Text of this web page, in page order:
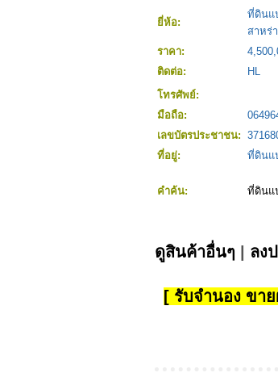
ยี่ห้อ:
ที่ดิน
สาหร่
ราคา:
ติดต่อ:
HL
โทรศัพย์:
มือถือ:
เลขบัตรประชาชน:
ที่อยู่:
ที่ดินแ
คำค้น: ที่ดินแ
ดูสินค้าอื่นๆ ลง
[ รับจำนอง ขา